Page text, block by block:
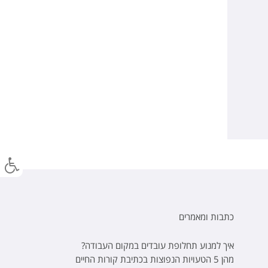
כתבות ומאמרים
איך למנוע תחלופת עובדים במקום העבודה?
מהן 5 הטעויות הנפוצות בכתיבת קורות החיים